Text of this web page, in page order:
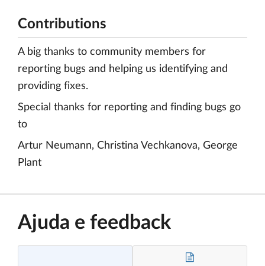
Contributions
A big thanks to community members for
reporting bugs and helping us identifying and
providing fixes.
Special thanks for reporting and finding bugs go
to
Artur Neumann, Christina Vechkanova, George
Plant
Ajuda e feedback